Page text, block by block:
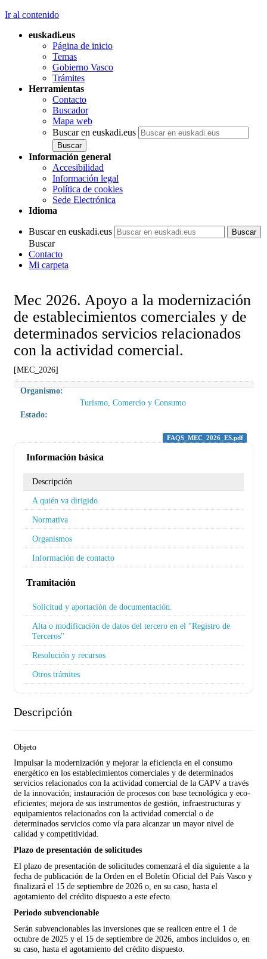
Ir al contenido
euskadi.eus
Página de inicio
Temas
Gobierno Vasco
Trámites
Herramientas
Contacto
Buscador
Mapa web
Buscar en euskadi.eus
Información general
Accesibilidad
Información legal
Política de cookies
Sede Electrónica
Idioma
Buscar en euskadi.eus
Buscar
Contacto
Mi carpeta
Mec 2026. Apoyo a la modernización
de establecimientos comerciales y de
determinados servicios relacionados
con la actividad comercial.
[MEC_2026]
Organismo:
Turismo, Comercio y Consumo
Estado:
FAQS_MEC_2026_ES.pdf
Información básica
Descripción
A quién va dirigido
Normativa
Organismos
Información de contacto
Tramitación
Solicitud y aportación de documentación.
Alta o modificación de datos del tercero en el "Registro de
Terceros"
Resolución y recursos
Otros trámites
Descripción
Objeto
Impulsar la modernización y mejorar la eficiencia en el consumo
energético en los establecimientos comerciales y de determinados
servicios relacionados con la actividad comercial de la CAPV a través
de la innovación; instauración de procesos con base tecnológica y eco-
eficientes; mejora de sus instrumentos de gestión, infraestructuras y
equipamientos relacionados con la actividad comercial o de
determinados servicios como vía para alcanzar un mayor nivel de
calidad y competitividad.
Plazo de presentación de solicitudes
El plazo de presentación de solicitudes comenzará el día siguiente a la
fecha de publicación de la Orden en el Boletín Oficial del País Vasco y
finalizará el 15 de septiembre de 2026 o, en su caso, hasta el
agotamiento del crédito dispuesto a este efecto.
Periodo subvencionable
Serán subvencionables las inversiones que se realicen entre el 1 de
octubre de 2025 y el 15 de septiembre de 2026, ambos incluidos o, en
su caso, hasta el agotamiento del crédito dispuesto.